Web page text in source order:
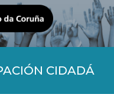
CIDADÁ